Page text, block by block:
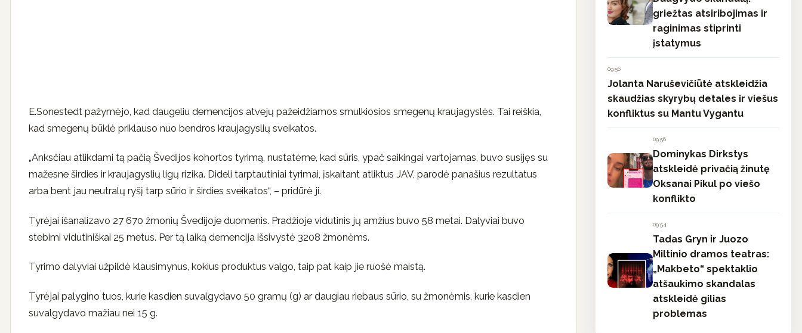
E.Sonestedt pažymėjo, kad daugeliu demencijos atvejų pažeidžiamos smulkiosios smegenų kraujagyslės. Tai reiškia,
kad smegenų būklė priklauso nuo bendros kraujagyslių sveikatos.
„Anksčiau atlikdami tą pačią Švedijos kohortos tyrimą, nustatėme, kad sūris, ypač saikingai vartojamas, buvo susijęs su
mažesne širdies ir kraujagyslių ligų rizika. Dideli tarptautiniai tyrimai, įskaitant atliktus JAV, parodė panašius rezultatus
arba bent jau neutralų ryšį tarp sūrio ir širdies sveikatos“, – pridūrė ji.
Tyrėjai išanalizavo 27 670 žmonių Švedijoje duomenis. Pradžioje vidutinis jų amžius buvo 58 metai. Dalyviai buvo
stebimi vidutiniškai 25 metus. Per tą laiką demencija išsivystė 3208 žmonėms.
Tyrimo dalyviai užpildė klausimynus, kokius produktus valgo, taip pat kaip jie ruošė maistą.
Tyrėjai palygino tuos, kurie kasdien suvalgydavo 50 gramų (g) ar daugiau riebaus sūrio, su žmonėmis, kurie kasdien
suvalgydavo mažiau nei 15 g.
griežtas atsiribojimas ir
raginimas stiprinti
įstatymus
09:56
Jolanta Naruševičiūtė atskleidžia
skaudžias skyrybų detales ir viešus
konfliktus su Mantu Vygantu
09:56
Dominykas Dirkstys
atskleidė privačią žinutę
Oksanai Pikul po viešo
konflikto
09:54
Tadas Gryn ir Juozo
Miltinio dramos teatras:
„Makbeto“ spektaklio
atšaukimo skandalas
atskleidė gilias
problemas